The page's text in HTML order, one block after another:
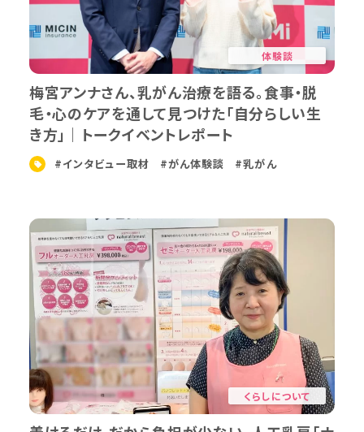
体験談
梅宮アンナさん、乳がん治療を語る。食事・脱
毛・心のケアを通して見つけた「自分らしい生
き方」｜トークイベントレポート
#インタビュー取材 #がん体験談 #乳がん
くらしについて